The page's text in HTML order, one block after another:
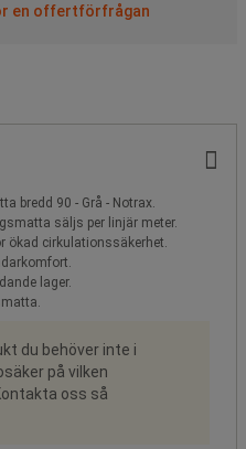
en offertförfrågan
bredd 90 - Grå - Notrax.
säljs per linjär meter.
ökad cirkulationssäkerhet.
lager.
du behöver inte i
på vilken
oss så